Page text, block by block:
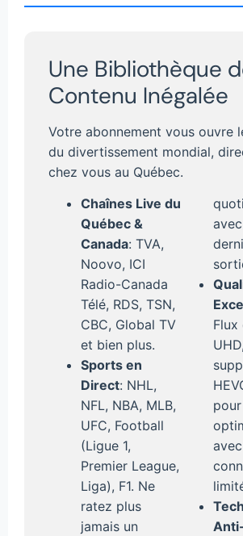
Une Bibliothèque
Contenu Inégalée
Votre abonnement vous ouvre
du divertissement mondial,
chez vous au Québec.
Chaînes Live du
Québec &
Canada: TVA,
Noovo, ICI
Radio-Canada
Télé, RDS, TSN,
CBC, Global TV
et bien plus.
Sports en
Direct: NHL,
NFL, NBA, MLB,
UFC, Football
(Ligue 1,
Premier League,
Liga), F1. Ne
ratez plus
jamais un
Flux